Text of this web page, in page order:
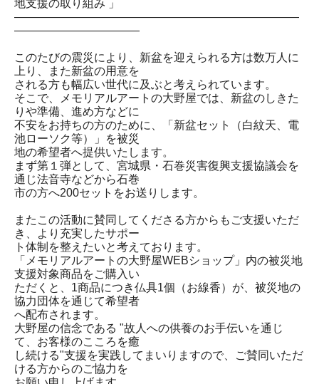
地支援の取り組み 」
―――――――――――――――――――――――――
―――――――――――
このたびの震災により、新盆を迎えられる方は数万人に
上り、また新盆の用意を
される方も幅広い世代に及ぶと考えられています。
そこで、メモリアルアートの大野屋では、新盆のしきた
りや準備、進め方などに
不安をお持ちの方のために、「新盆セット（白紋天、電
池ローソク等）」を被災
地の希望者へ提供いたします。
まず第１弾として、宮城県・石巻災害復興支援協議会を
通じ法音寺などから石巻
市の方へ200セットをお送りします。
またこの活動に賛同してくださる方からもご支援いただ
き、より充実したサポー
ト体制を整えたいと考えております。
「メモリアルアートの大野屋WEBショップ」内の被災地
支援対象商品をご購入い
ただくと、1商品につき仏具1個（お線香）が、被災地の
協力団体を通じて希望者
へ配布されます。
大野屋の信念である "故人への供養のお手伝いを通じ
て、お客様のこころを癒
し続ける"支援を実践してまいりますので、ご賛同いただ
ける方からのご協力を